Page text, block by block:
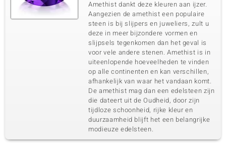
Amethist dankt deze kleuren aan ijzer.
Aangezien de amethist een populaire
steen is bij slijpers en juweliers, zult u
deze in meer bijzondere vormen en
slijpsels tegenkomen dan het geval is
voor vele andere stenen. Amethist is in
uiteenlopende hoeveelheden te vinden
op alle continenten en kan verschillen,
afhankelijk van waar het vandaan komt.
De amethist mag dan een edelsteen zijn
die dateert uit de Oudheid, door zijn
tijdloze schoonheid, rijke kleur en
duurzaamheid blijft het een belangrijke
modieuze edelsteen.